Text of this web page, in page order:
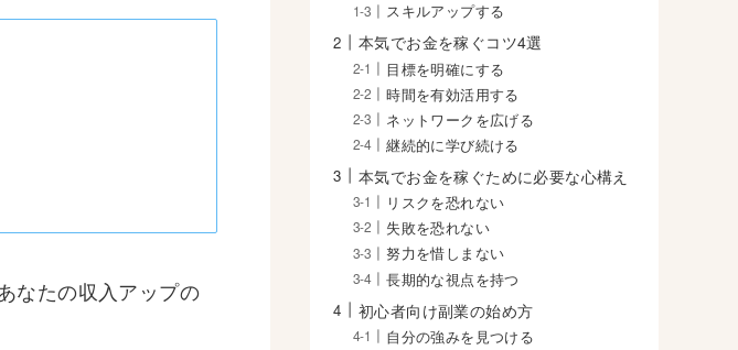
なたの収入アップの
スキルアップする
本気でお金を稼ぐコツ4選
目標を明確にする
時間を有効活用する
ネットワークを広げる
継続的に学び続ける
本気でお金を稼ぐために必要な心構え
リスクを恐れない
失敗を恐れない
努力を惜しまない
長期的な視点を持つ
初心者向け副業の始め方
自分の強みを見つける